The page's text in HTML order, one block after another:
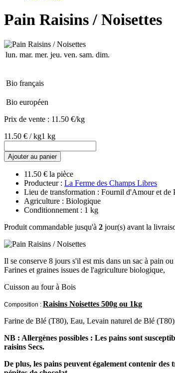
Pain Raisins / Noisettes
lun. mar. mer. jeu. ven. sam. dim.
Bio français
Bio européen
Prix de vente : 11.50 €/kg
11.50 € / kg1 kg
Ajouter au panier
11.50 € la pièce
Producteur : La Ferme des Champs Libres
Lieu de transformation : Fournil d'Amour et de
Agriculture : Biologique
Conditionnement : 1 kg
Produit commandable jusqu'à 2 jour(s) avant la
Il se conserve 8 jours s'il est mis dans un sac à pain
Farines et graines issues de l'agriculture biologique,
Cuisson au four à Bois
Composition : Raisins Noisettes 500g ou 1kg
Farine de Blé (T80), Eau, Levain naturel de Blé
NB : Allergènes possibles : Les pains sont
raisins Secs.
De plus, les pains peuvent également contenir